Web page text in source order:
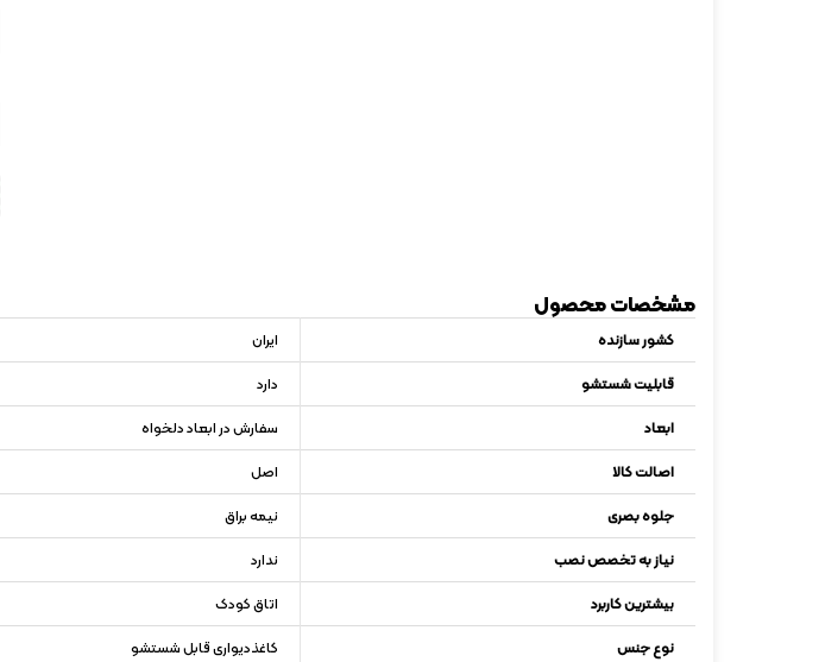
مشخصات محصول
کشور سازنده
ایران
قابلیت شستشو
دارد
ابعاد
سفارش در ابعاد دلخواه
اصالت کالا
اصل
جلوه بصری
نیمه براق
نیاز به تخصص نصب
ندارد
بیشترین کاربرد
اتاق کودک
نوع جنس
کاغذدیواری قابل شستشو